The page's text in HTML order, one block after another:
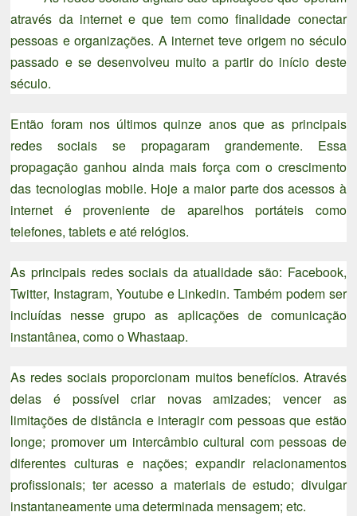
através da internet e que tem como finalidade conectar
pessoas e organizações. A internet teve origem no século
passado e se desenvolveu muito a partir do início deste
século.
Então foram nos últimos quinze anos que as principais
redes sociais se propagaram grandemente. Essa
propagação ganhou ainda mais força com o crescimento
das tecnologias mobile. Hoje a maior parte dos acessos à
internet é proveniente de aparelhos portáteis como
telefones, tablets e até relógios.
As principais redes sociais da atualidade são: Facebook,
Twitter, Instagram, Youtube e Linkedin. Também podem ser
incluídas nesse grupo as aplicações de comunicação
instantânea, como o Whastaap.
As redes sociais proporcionam muitos benefícios. Através
delas é possível criar novas amizades; vencer as
limitações de distância e interagir com pessoas que estão
longe; promover um intercâmbio cultural com pessoas de
diferentes culturas e nações; expandir relacionamentos
profissionais; ter acesso a materiais de estudo; divulgar
instantaneamente uma determinada mensagem; etc.